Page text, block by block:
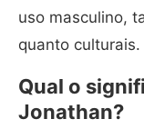
uso masculino,
quanto culturais.
Qual o
Jonathan?